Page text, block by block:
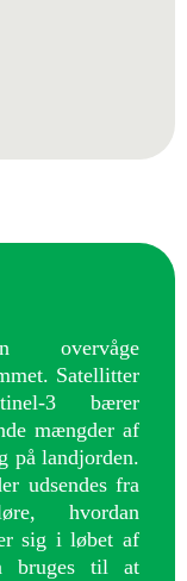
overvåge
Satellitter
3 bærer
mængder af
på landjorden.
udsendes fra
hvordan
sig i løbet af
bruges til at